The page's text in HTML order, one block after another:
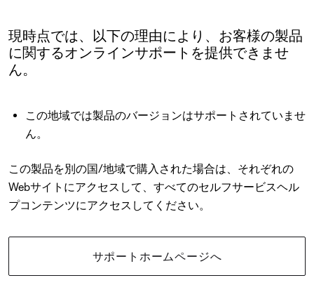
現時点では、以下の理由により、お客様の製品
に関するオンラインサポートを提供できませ
ん。
この地域では製品のバージョンはサポートされていませ
ん。
この製品を別の国/地域で購入された場合は、それぞれの
Webサイトにアクセスして、すべてのセルフサービスヘル
プコンテンツにアクセスしてください。
サポートホームページへ